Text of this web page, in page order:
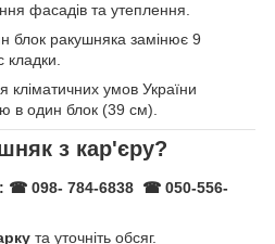
фасадів та утеплення.
блок ракушняка замінює 9
кладки.
кліматичних умов України
в один блок (39 см).
з кар'єру?
☎ 098- 784-6838 ☎ 050-556-
та уточніть обсяг.